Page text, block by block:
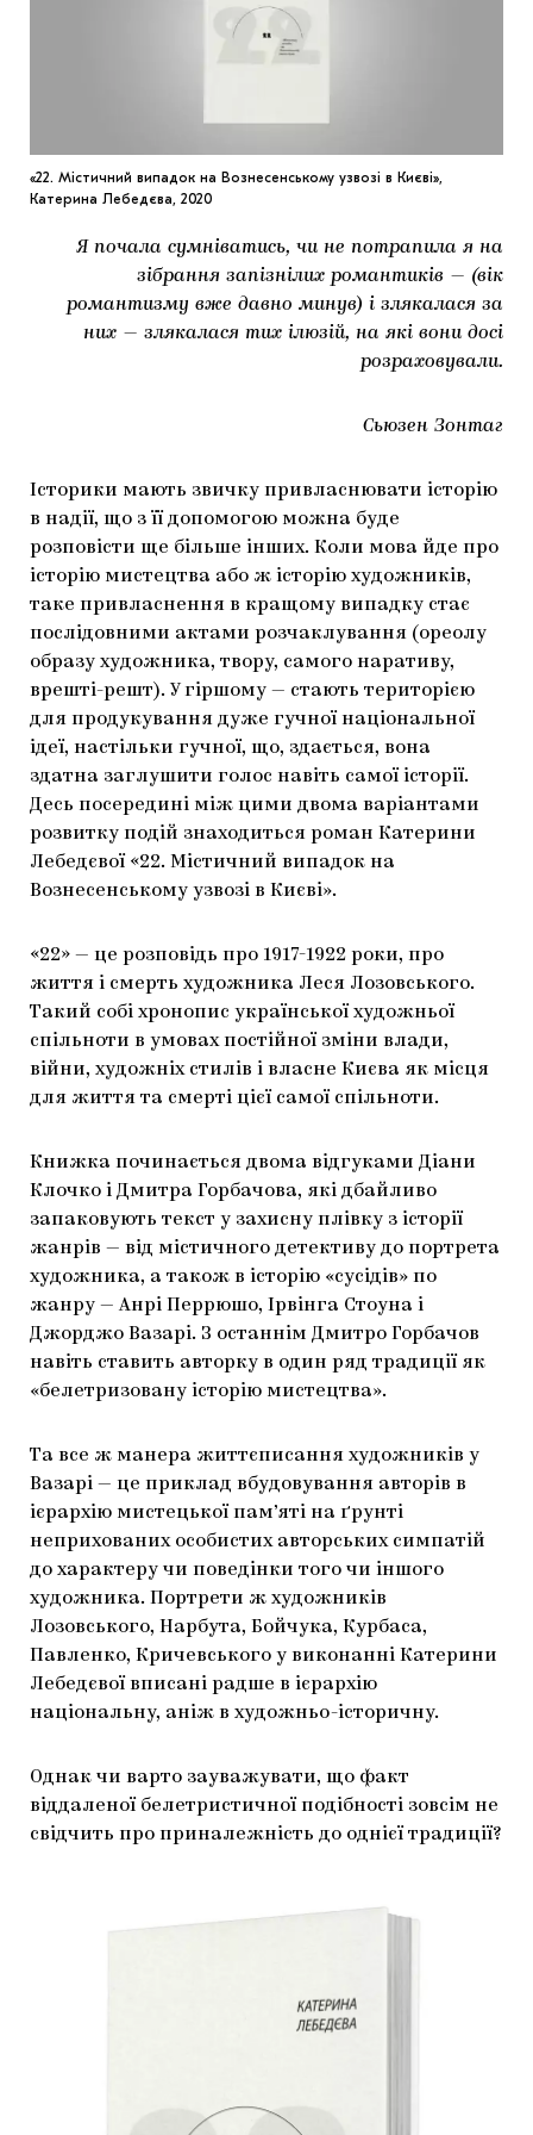
МАРІУПОЛЬСЬКІ МАРГІНАЛІЇ
ДОСЛІДНИЦЬКА ПЛАТФОРМА
«22. Містичний випадок на Вознесенському узвозі в Києві»,
Катерина Лебедєва, 2020
Я почала сумніватись, чи не потрапила я на
зібрання запізнілих романтиків — (вік
романтизму вже давно минув) і злякалася за
них — злякалася тих ілюзій, на які вони досі
розраховували.
Сьюзен Зонтаг
Історики мають звичку привласнювати історію
в надії, що з її допомогою можна буде
розповісти ще більше інших. Коли мова йде про
історію мистецтва або ж історію художників,
таке привласнення в кращому випадку стає
послідовними актами розчаклування (ореолу
образу художника, твору, самого наративу,
врешті-решт). У гіршому — стають територією
для продукування дуже гучної національної
ідеї, настільки гучної, що, здається, вона
здатна заглушити голос навіть самої історії.
Десь посередині між цими двома варіантами
розвитку подій знаходиться роман Катерини
Лебедєвої «22. Містичний випадок на
Вознесенському узвозі в Києві».
«22» — це розповідь про 1917-1922 роки, про
життя і смерть художника Леся Лозовського.
Такий собі хронопис української художньої
спільноти в умовах постійної зміни влади,
війни, художніх стилів і власне Києва як місця
для життя та смерті цієї самої спільноти.
Книжка починається двома відгуками Діани
Клочко і Дмитра Горбачова, які дбайливо
запаковують текст у захисну плівку з історії
жанрів — від містичного детективу до портрета
художника, а також в історію «сусідів» по
жанру — Анрі Перрюшо, Ірвінга Стоуна і
Джорджо Вазарі. З останнім Дмитро Горбачов
навіть ставить авторку в один ряд традиції як
«белетризовану історію мистецтва».
Та все ж манера життєписання художників у
Вазарі — це приклад вбудовування авторів в
ієрархію мистецької пам’яті на ґрунті
неприхованих особистих авторських симпатій
до характеру чи поведінки того чи іншого
художника. Портрети ж художників
Лозовського, Нарбута, Бойчука, Курбаса,
Павленко, Кричевського у виконанні Катерини
Лебедєвої вписані радше в ієрархію
національну, аніж в художньо-історичну.
Однак чи варто зауважувати, що факт
віддаленої белетристичної подібності зовсім не
свідчить про приналежність до однієї традиції?